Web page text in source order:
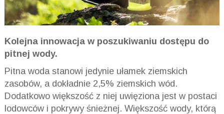
Kolejna innowacja w poszukiwaniu dostępu do
pitnej wody.
Pitna woda stanowi jedynie ułamek ziemskich
zasobów, a dokładnie 2,5% ziemskich wód.
Dodatkowo większość z niej uwięziona jest w postaci
lodowców i pokrywy śnieżnej. Większość wody, którą